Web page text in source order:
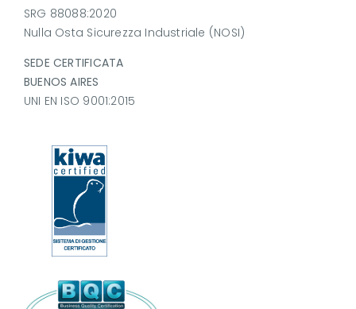
SRG 88088:2020
Nulla Osta Sicurezza Industriale (NOSI)
SEDE CERTIFICATA
BUENOS AIRES
UNI EN ISO 9001:2015